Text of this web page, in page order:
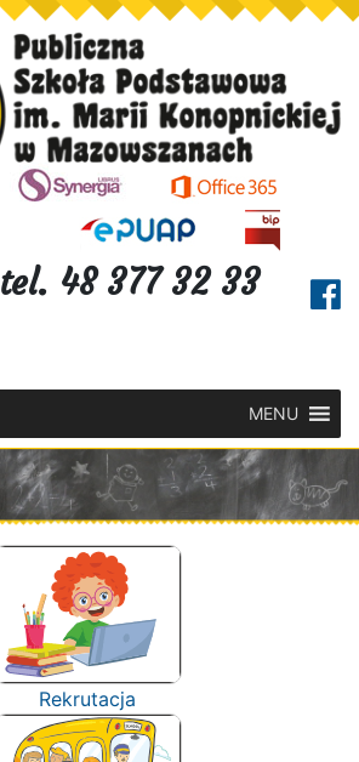
tel. 48 377 32 33
MENU
Rekrutacja